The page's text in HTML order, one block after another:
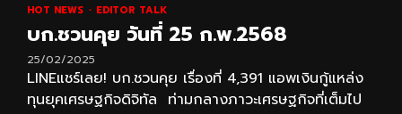
HOT NEWS EDITOR TALK
บก.ชวนคุย วันที่ 25 ก.พ.2568
25/02/2025
LINEแชร์เลย! บก.ชวนคุย เรื่องที่ 4,391 แอพเงินกู้แหล่ง
ทุนยุคเศรษฐกิจดิจิทัล ท่ามกลางภาวะเศรษฐกิจที่เต็มไป